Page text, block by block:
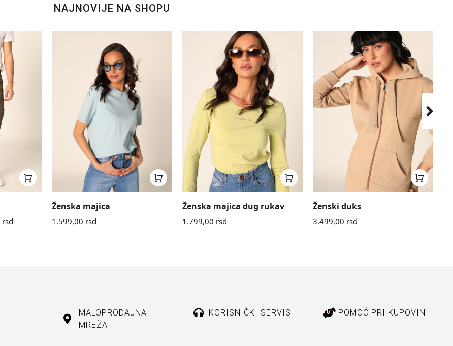
NAJNOVIJE NA SHOPU
rsd
Ženska majica
1.599,00 rsd
Ženska majica dug rukav
1.799,00 rsd
Ženski duks
3.499,00 rsd
MALOPRODAJNA
MREŽA
KORISNIČKI SERVIS POMOĆ PRI KUPOVINI